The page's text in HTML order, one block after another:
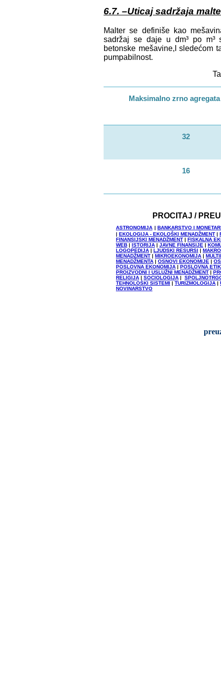
6.7. –Uticaj sadržaja
Malter se definiše kao
sadržaj se daje u dm³ po m³
betonske mešavine,I sledećom
pumpabilnost.
Maksimalno zrno agregata
32
16
PROCITAJ /
ASTRONOMIJA | BANKARSTVO I
| EKOLOGIJA - EKOLOŠKI MENADŽMENT |
FINANSIJSKI MENADŽMENT | FISKALNA
WEB | ISTORIJA | JAVNE FINANSIJE |
LOGOPEDIJA | LJUDSKI RESURSI |
MENADŽMENT | MIKROEKONOMIJA |
MENADŽMENTA | OSNOVI EKONOMIJE |
POSLOVNA EKONOMIJA | POSLOVNA
PROIZVODNI I USLUŽNI MENADŽMENT |
RELIGIJA | SOCIOLOGIJA |
TEHNOLOŠKI SISTEMI | TURIZMOLOGIJA |
NOVINARSTVO